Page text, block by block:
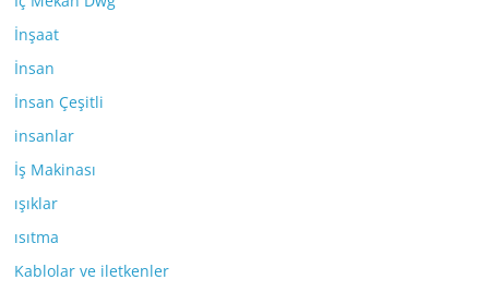
İnşaat
İnsan
İnsan Çeşitli
insanlar
İş Makinası
ışıklar
ısıtma
Kablolar ve iletkenler